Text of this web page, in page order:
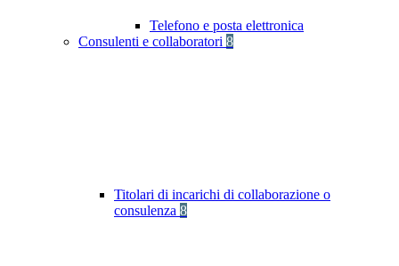
Telefono e posta elettronica
Consulenti e collaboratori 8
Titolari di incarichi di collaborazione o
consulenza 8